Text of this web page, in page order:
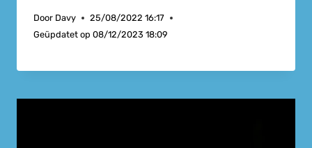
Door Davy
25/08/2022 16:17
Geüpdatet op 08/12/2023 18:09